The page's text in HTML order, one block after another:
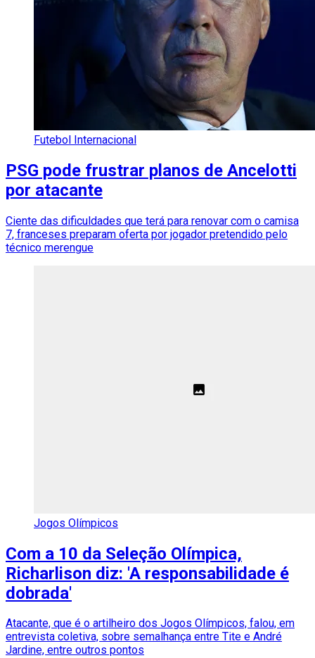
Futebol Internacional
PSG pode frustrar planos de Ancelotti
por atacante
Ciente das dificuldades que terá para renovar com o camisa
7, franceses preparam oferta por jogador pretendido pelo
técnico merengue
Jogos Olímpicos
Com a 10 da Seleção Olímpica,
Richarlison diz: 'A responsabilidade é
dobrada'
Atacante, que é o artilheiro dos Jogos Olímpicos, falou, em
entrevista coletiva, sobre semalhança entre Tite e André
Jardine, entre outros pontos